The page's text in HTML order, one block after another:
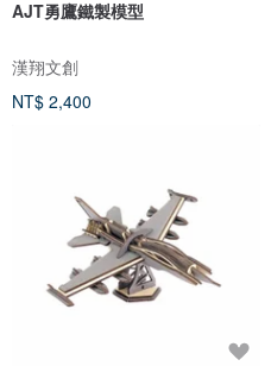
AJT勇鷹鐵製模型
漢翔文創
NT$ 2,400